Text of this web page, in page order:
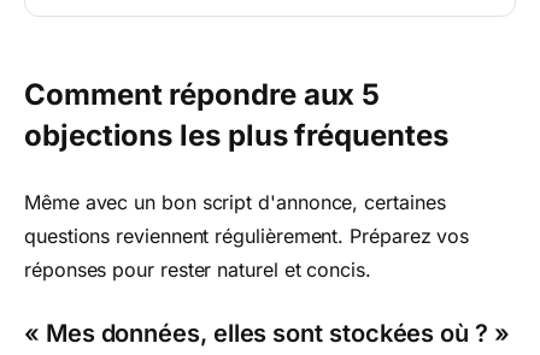
Comment répondre aux 5
objections les plus fréquentes
Même avec un bon script d'annonce, certaines
questions reviennent régulièrement. Préparez vos
réponses pour rester naturel et concis.
« Mes données, elles sont stockées où ? »